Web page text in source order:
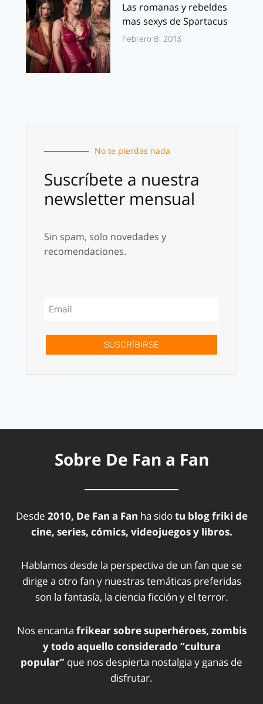
Las romanas y rebeldes
mas sexys de Spartacus
Febrero 8, 2013
No te pierdas nada
Suscríbete a nuestra
newsletter mensual
Sin spam, solo novedades y
recomendaciones.
SUSCRÍBIRSE
Sobre De Fan a Fan
Desde 2010, De Fan a Fan ha sidotu blog friki de
cine, series, cómics, videojuegos y libros.
Hablamos desde la perspectiva de un fan que se
dirige a otro fan y nuestras temáticas preferidas
son la fantasía, la ciencia ficción y el terror.
Nos encanta frikear sobre superhéroes, zombis
y todo aquello considerado “cultura
popular” que nos despierta nostalgia y ganas de
disfrutar.